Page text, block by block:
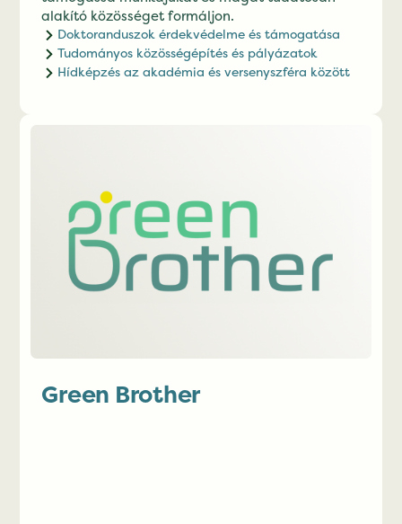
alakító közösséget formáljon.
Doktoranduszok érdekvédelme és támogatása
Tudományos közösségépítés és pályázatok
Hídképzés az akadémia és versenyszféra között
Green Brother